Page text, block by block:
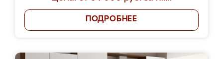
ПОДРОБНЕЕ